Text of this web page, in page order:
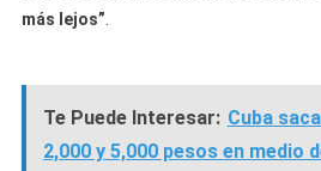
más lejos”
Te Puede Interesar: Cuba
2,000 y 5,000 pesos en medio